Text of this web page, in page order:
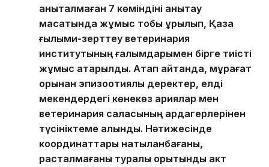
анықталмаған 7 көміндіні анықтау
мақсатында жұмыс тобы құрылып, Қазақ
ғылыми-зерттеу ветеринария
институтының ғалымдарымен бірге тиісті
жұмыс атқарылды. Атап айтқанда, мұрағат
қорынан эпизоотиялық деректер, елді
мекендердегі көнекөз қариялар мен
ветеринария саласының ардагерлерінен
түсініктеме алынды. Нәтижесінде
координаттары нақтыланбағаны,
расталмағаны туралы қорытынды акт